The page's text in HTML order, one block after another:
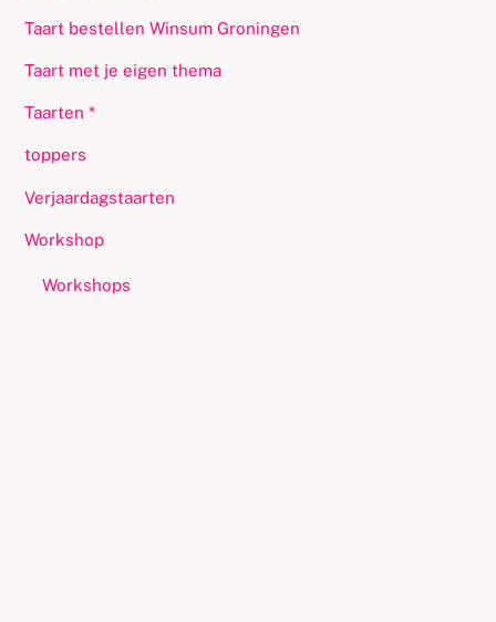
Taart bestellen Winsum Groningen
Taart met je eigen thema
Taarten *
toppers
Verjaardagstaarten
Workshop
Workshops